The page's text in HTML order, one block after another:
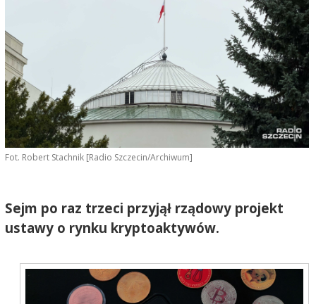
Fot. Robert Stachnik [Radio Szczecin/Archiwum]
Sejm po raz trzeci przyjął rządowy projekt
ustawy o rynku kryptoaktywów.